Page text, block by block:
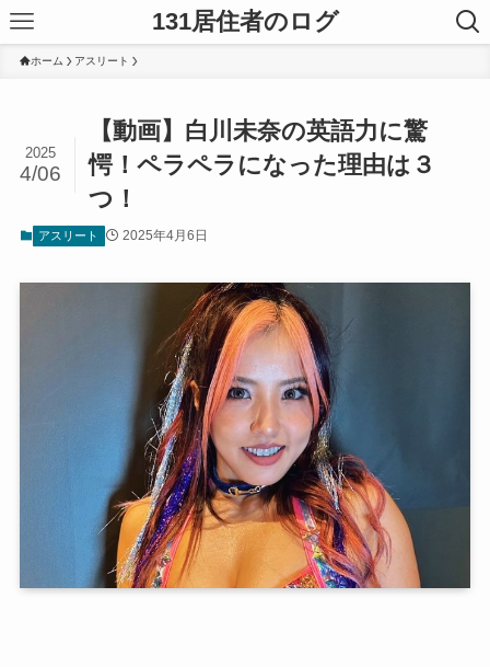
131居住者のログ
ホーム アスリート
【動画】白川未奈の英語力に驚
愕！ペラペラになった理由は３
つ！
2025
4/06
アスリート 2025年4月6日